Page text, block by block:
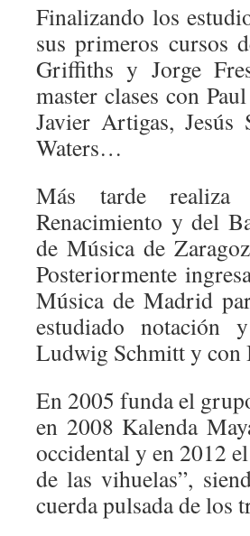
Finalizando los
sus primeros cursos
Griffiths y Jorge
master clases con
Javier Artigas,
Waters…
Más tarde realiza
Renacimiento y del
de Música de
Posteriormente
Música de Madrid
estudiado notación
Ludwig Schmitt y
En 2005 funda el
en 2008 Kalenda
occidental y en 2012
de las vihuelas”,
cuerda pulsada de los